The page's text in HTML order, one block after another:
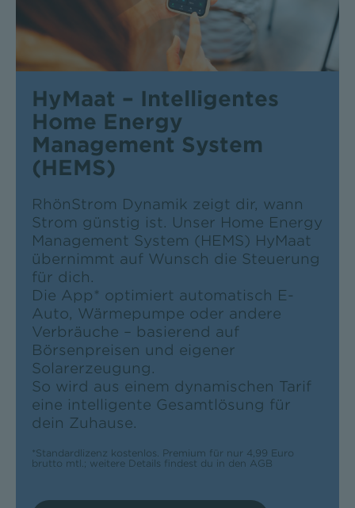
HyMaat – Intelligentes
Home Energy
Management System
(HEMS)
RhönStrom Dynamik zeigt dir, wann
Strom günstig ist. Unser Home Energy
Management System (HEMS) HyMaat
übernimmt auf Wunsch die Steuerung
für dich.
Die App* optimiert automatisch E-
Auto, Wärmepumpe oder andere
Verbräuche – basierend auf
Börsenpreisen und eigener
Solarerzeugung.
So wird aus einem dynamischen Tarif
eine intelligente Gesamtlösung für
dein Zuhause.
*Standardlizenz kostenlos. Premium für nur 4,99 Euro
brutto mtl.; weitere Details findest du in den AGB